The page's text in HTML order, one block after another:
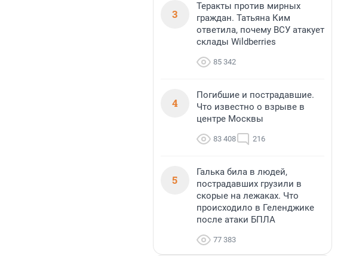
3
Теракты против мирных
граждан. Татьяна Ким
ответила, почему ВСУ атакует
склады Wildberries
85 342
4
Погибшие и пострадавшие.
Что известно о взрыве в
центре Москвы
83 408 216
5
Галька била в людей,
пострадавших грузили в
скорые на лежаках. Что
происходило в Геленджике
после атаки БПЛА
77 383